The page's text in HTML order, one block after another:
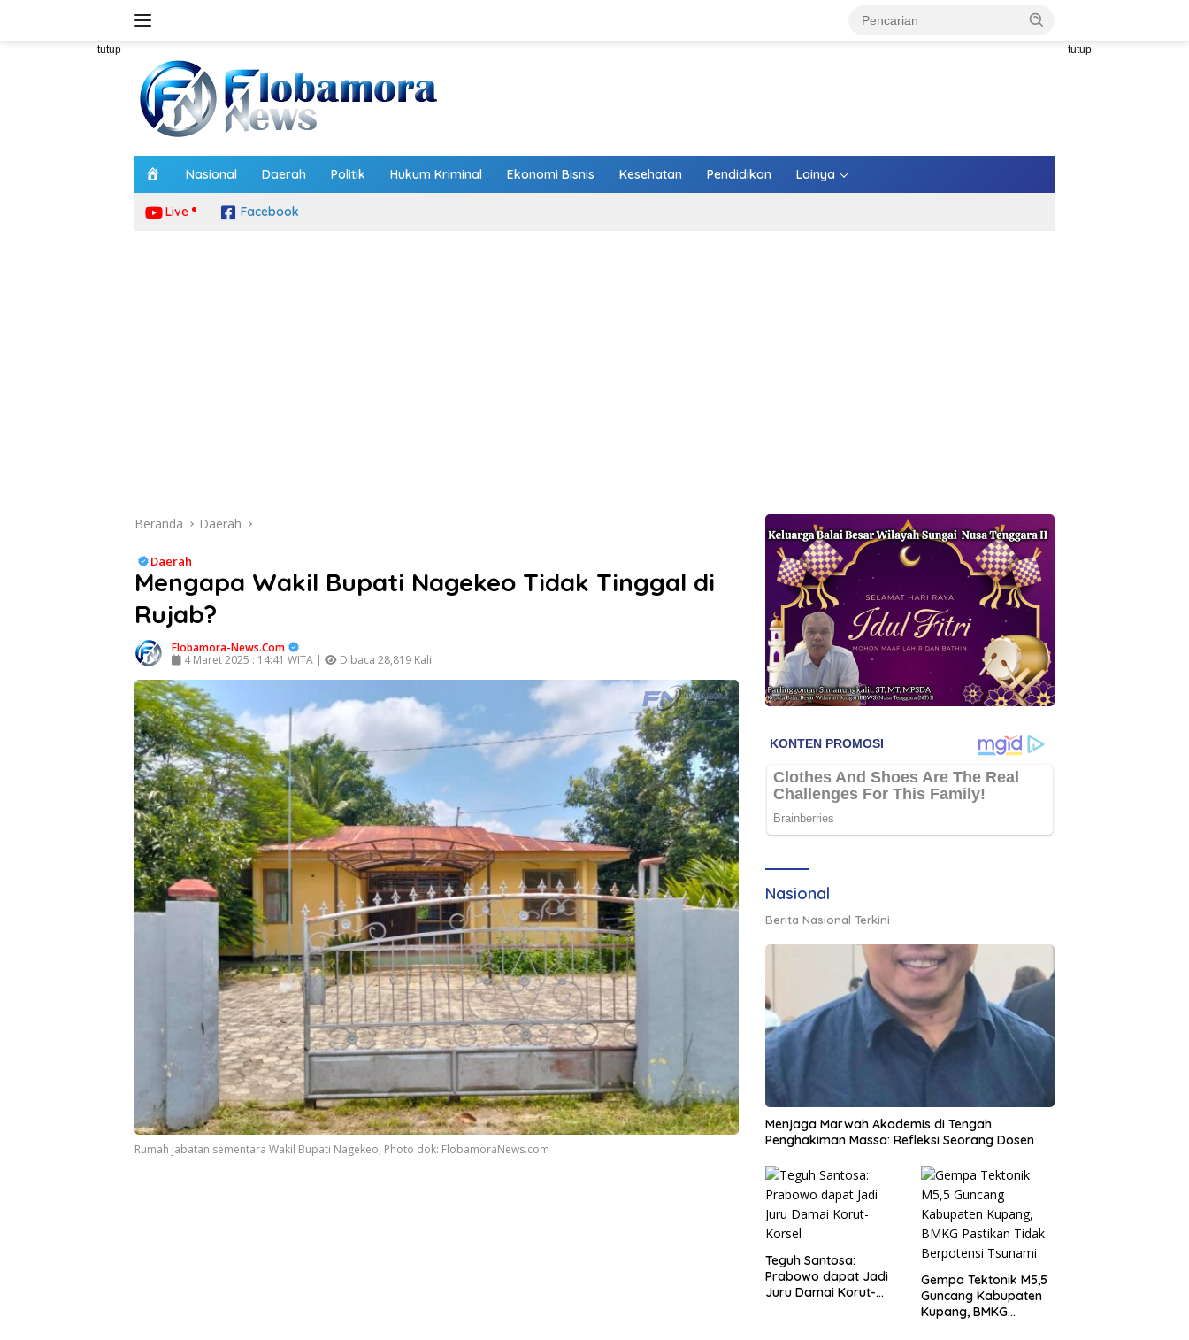
tutup tutup
o
m
e
Nasional Daerah Politik Hukum Kriminal Ekonomi Bisnis Kesehatan Pendidikan Lainya
Live Facebook
Beranda Daerah
Daerah
Mengapa Wakil Bupati Nagekeo Tidak Tinggal di
Rujab?
Flobamora-News.Com
4 Maret 2025 : 14:41 WITA |
Dibaca 28,819 Kali
Rumah jabatan sementara Wakil Bupati Nagekeo, Photo dok: FlobamoraNews.com
Nasional
Berita Nasional Terkini
Menjaga Marwah Akademis di Tengah
Penghakiman Massa: Refleksi Seorang Dosen
Teguh Santosa:
Prabowo dapat Jadi
Juru Damai Korut-
Gempa Tektonik M5,5
Guncang Kabupaten
Kupang, BMKG